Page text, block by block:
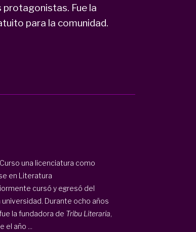
Fue la
para la comunidad.
una licenciatura como
en Literatura
cursó y egresó del
Durante ocho años
la fundadora de Tribu Literaria,
el año ...